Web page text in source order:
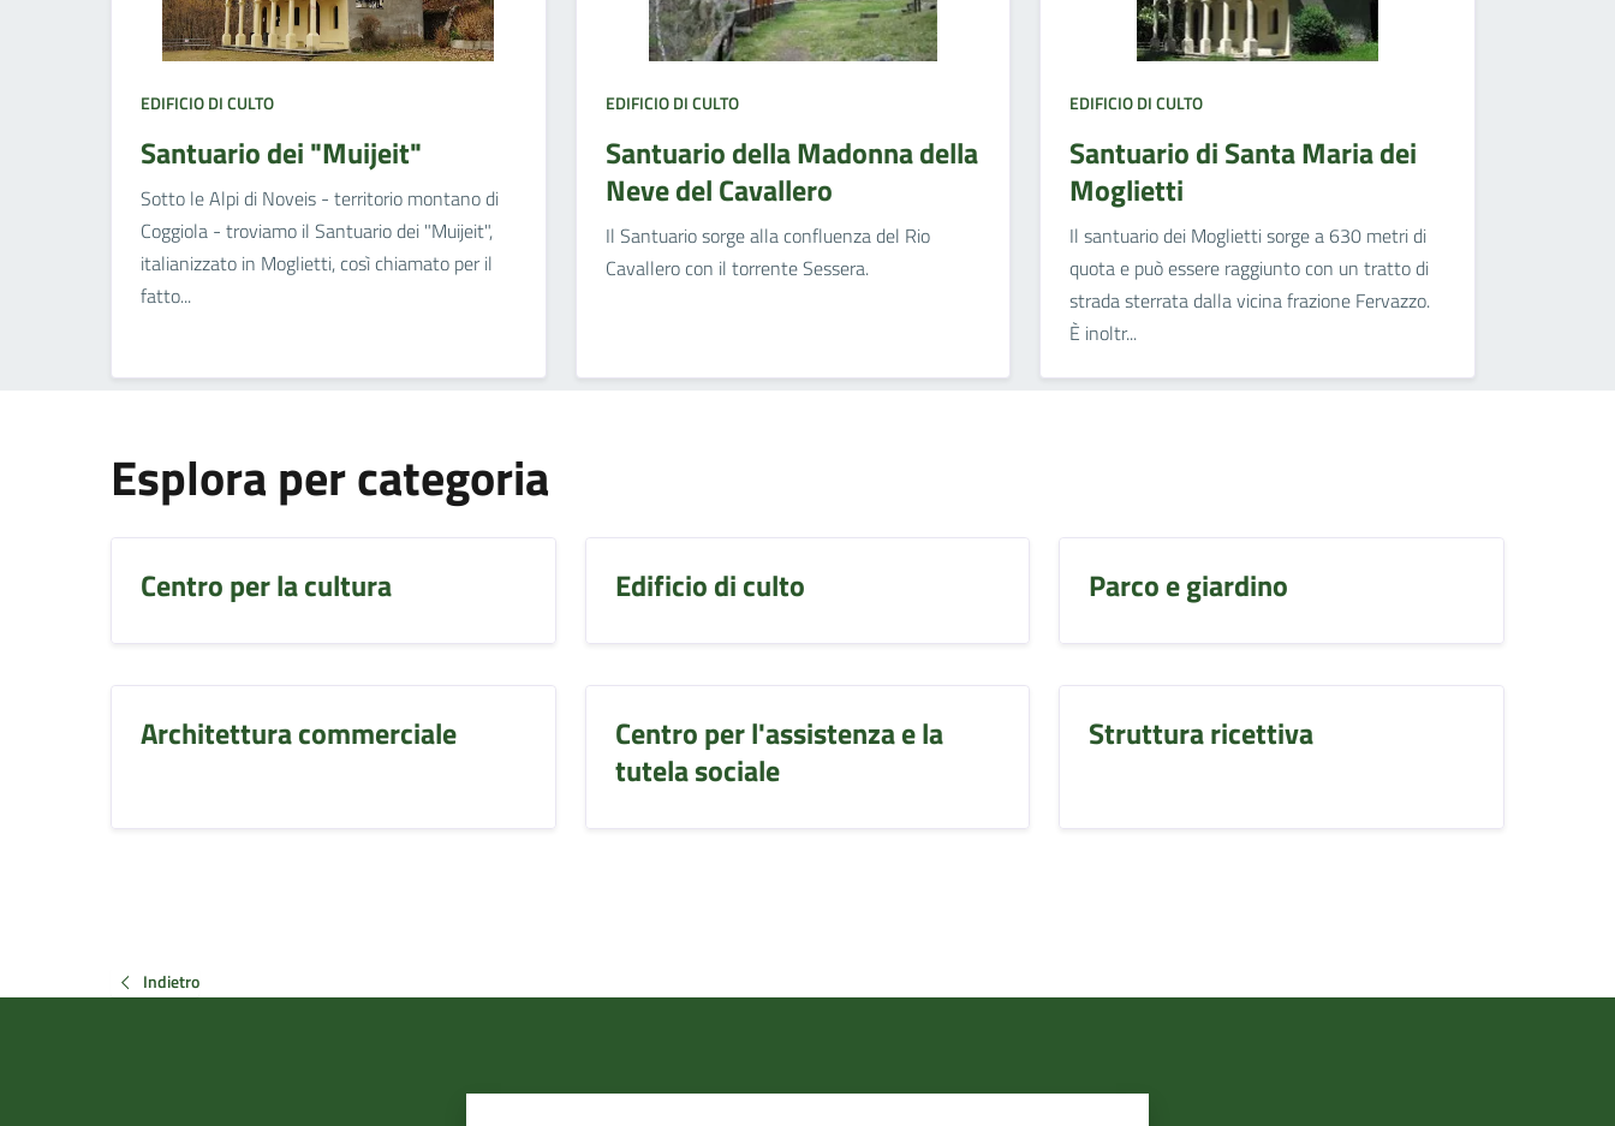
EDIFICIO DI CULTO
Santuario dei "Muijeit"
Sotto le Alpi di Noveis - territorio montano di
Coggiola - troviamo il Santuario dei "Muijeit",
italianizzato in Moglietti, così chiamato per il
fatto...
EDIFICIO DI CULTO
Santuario della Madonna della
Neve del Cavallero
Il Santuario sorge alla confluenza del Rio
Cavallero con il torrente Sessera.
EDIFICIO DI CULTO
Santuario di Santa Maria dei
Moglietti
Il santuario dei Moglietti sorge a 630 metri di
quota e può essere raggiunto con un tratto di
strada sterrata dalla vicina frazione Fervazzo.
È inoltr...
Esplora per categoria
Centro per la cultura Edificio di culto Parco e giardino
Architettura commerciale
Centro per l'assistenza e la
tutela sociale
Struttura ricettiva
Indietro